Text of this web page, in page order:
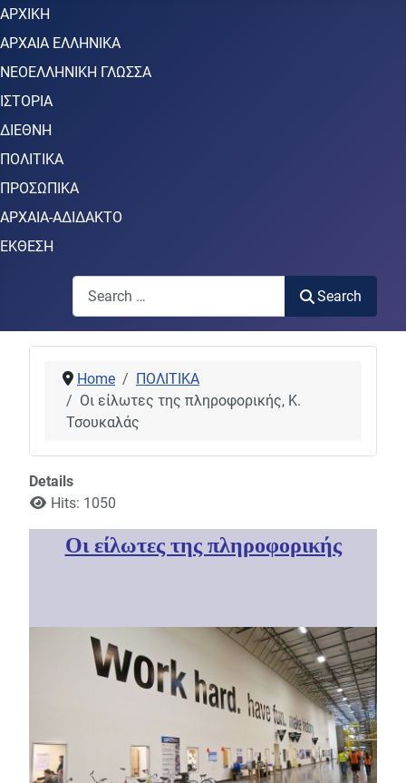
ΑΡΧΙΚΗ
ΑΡΧΑΙΑ ΕΛΛΗΝΙΚΑ
ΝΕΟΕΛΛΗΝΙΚΗ ΓΛΩΣΣΑ
ΙΣΤΟΡΙΑ
ΔΙΕΘΝΗ
ΠΟΛΙΤΙΚΑ
ΠΡΟΣΩΠΙΚΑ
ΑΡΧΑΙΑ-ΑΔΙΔΑΚΤΟ
ΕΚΘΕΣΗ
Search
Search
Home
ΠΟΛΙΤΙΚΑ
Οι είλωτες της πληροφορικής, Κ.
Τσουκαλάς
Details
Hits: 1050
Οι είλωτες της πληροφορικής